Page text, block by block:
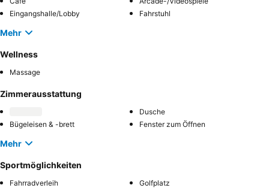
Eingangshalle/Lobby
Fahrstuhl
Mehr
Wellness
Massage
Zimmerausstattung
Dusche
Bügeleisen & -brett
Fenster zum Öffnen
Mehr
Sportmöglichkeiten
Fahrradverleih
Golfplatz